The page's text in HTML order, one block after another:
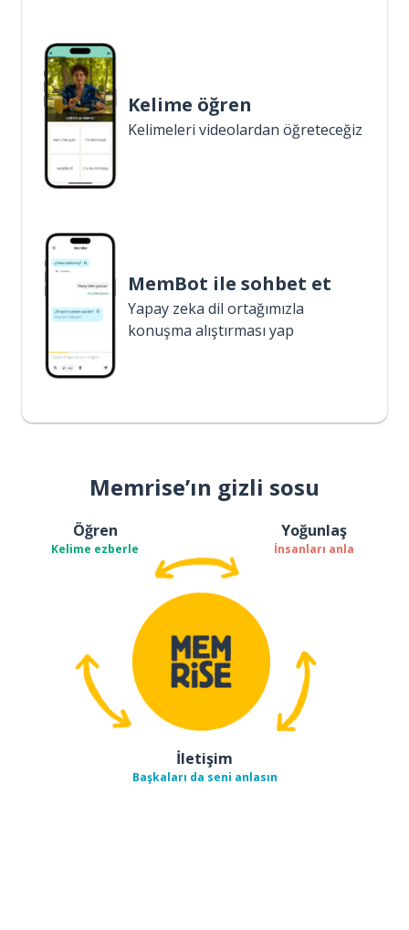
Kelime öğren
Kelimeleri videolardan öğreteceğiz
MemBot ile sohbet et
Yapay zeka dil ortağımızla
konuşma alıştırması yap
Memrise’ın gizli sosu
Öğren
Kelime ezberle
Yoğunlaş
İnsanları anla
İletişim
Başkaları da seni anlasın